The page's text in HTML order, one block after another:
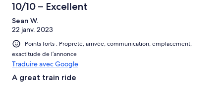
10/10 – Excellent
Sean W.
22 janv. 2023
Points forts : Propreté, arrivée, communication, emplacement,
exactitude de l’annonce
Traduire avec Google
A great train ride